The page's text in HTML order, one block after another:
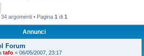
34 argomenti • Pagina 1 di 1
Annunci
Forum
tafo « 06/05/2007, 23:17